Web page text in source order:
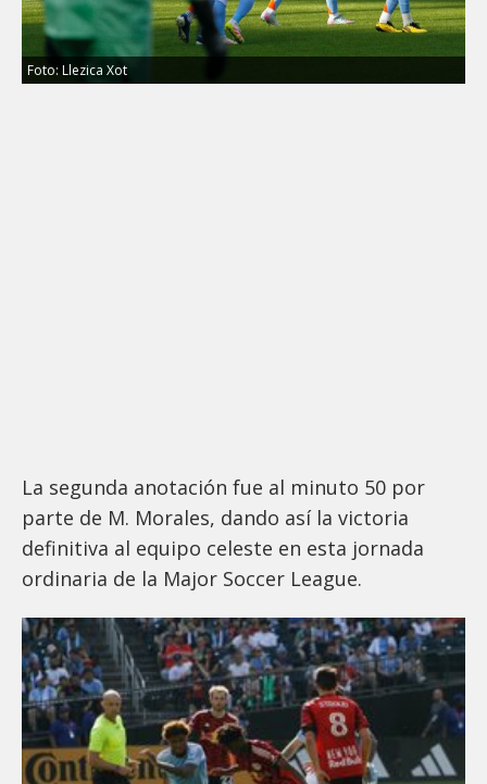
Foto: Llezica Xot
La segunda anotación fue al minuto 50 por
parte de M. Morales, dando así la victoria
definitiva al equipo celeste en esta jornada
ordinaria de la Major Soccer League.